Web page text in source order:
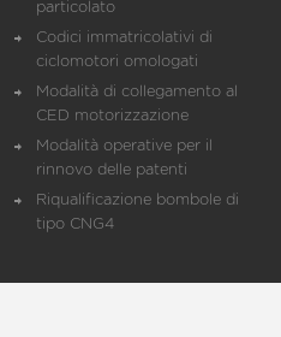
particolato
Codici immatricolativi di
ciclomotori omologati
Modalità di collegamento al
CED motorizzazione
Modalità operative per il
rinnovo delle patenti
Riqualificazione bombole di
tipo CNG4